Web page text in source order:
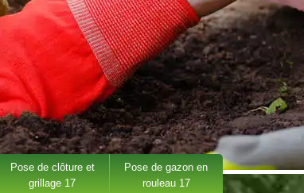
Pose de clôture et
grillage 17
Pose de gazon en
rouleau 17